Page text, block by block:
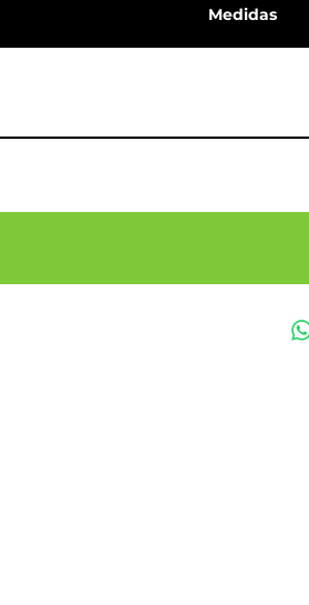
Medidas